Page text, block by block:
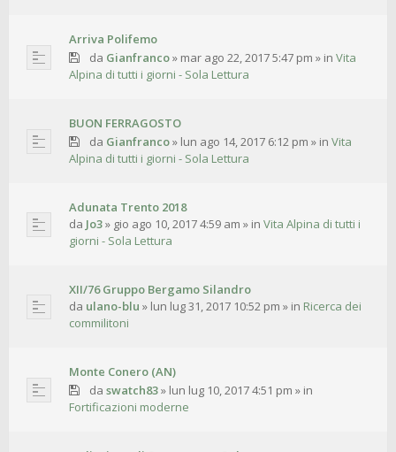
Arriva Polifemo
da Gianfranco» mar ago 22, 2017 5:47 pm » in Vita
Alpina di tutti i giorni - Sola Lettura
BUON FERRAGOSTO
da Gianfranco» lun ago 14, 2017 6:12 pm » in Vita
Alpina di tutti i giorni - Sola Lettura
Adunata Trento 2018
da Jo3» gio ago 10, 2017 4:59 am » in Vita Alpina di tutti i
giorni - Sola Lettura
XII/76 Gruppo Bergamo Silandro
da ulano-blu » lun lug 31, 2017 10:52 pm » in Ricerca dei
commilitoni
Monte Conero (AN)
da swatch83» lun lug 10, 2017 4:51 pm » in
Fortificazioni moderne